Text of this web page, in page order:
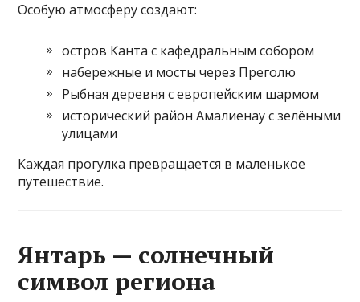
Особую атмосферу создают:
остров Канта с кафедральным собором
набережные и мосты через Преголю
Рыбная деревня с европейским шармом
исторический район Амалиенау с зелёными
улицами
Каждая прогулка превращается в маленькое
путешествие.
Янтарь — солнечный
символ региона